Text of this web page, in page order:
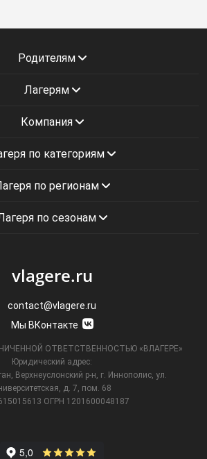
Родителям
Лагерям
Компания
по категориям
по регионам
по сезонам
vlagere.ru
contact@vlagere.ru
Мы ВКонтакте
ОТВЕТСТВЕННОСТЬЮ «ВЛАГЕРЕ»
Юридический адрес:
Верхнеуслонский р-н, г. Иннополис, ул.
д. 7, пом. 68
ОГРН 1201600048187